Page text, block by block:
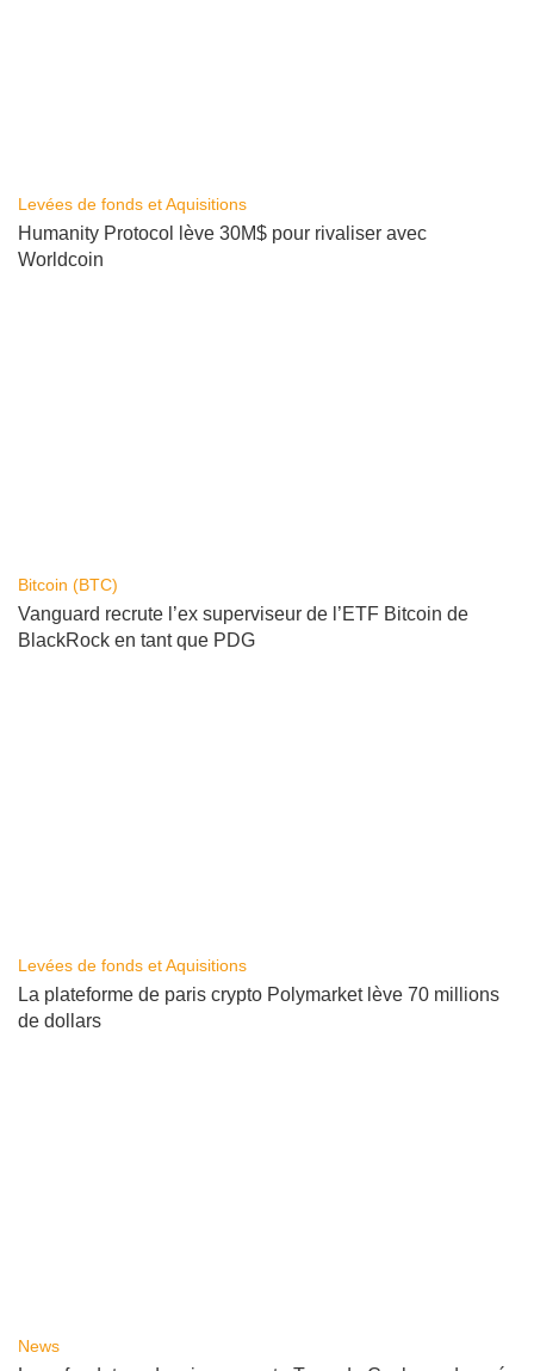
Levées de fonds et Aquisitions
Humanity Protocol lève 30M$ pour rivaliser avec
Worldcoin
Bitcoin (BTC)
Vanguard recrute l’ex superviseur de l’ETF Bitcoin de
BlackRock en tant que PDG
Levées de fonds et Aquisitions
La plateforme de paris crypto Polymarket lève 70 millions
de dollars
News